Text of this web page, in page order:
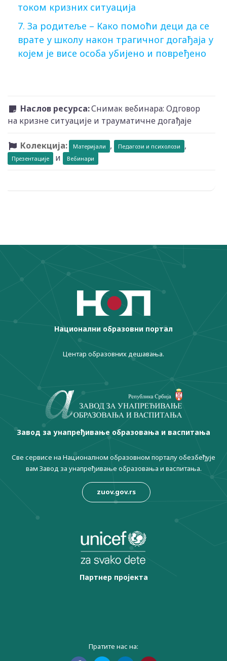
током кризних ситуација
7. За родитеље – Како помоћи деци да се
врате у школу након трагичног догађаја у
којем је висе особа убијено и повређено
Наслов ресурса:Снимак вебинара: Одговор
на кризне ситуације и трауматичне догађаје
Колекција: Материјали , Педагози и психолози ,
Презентације и Вебинари
Национални образовни портал
Центар образовних дешавања.
Завод за унапређивање образовања и васпитања
Све сервисе на Националном образовном порталу обезбеђује
вам Завод за унапређивање образовања и васпитања.
zuov.gov.rs
Партнер пројекта
Пратите нас на: